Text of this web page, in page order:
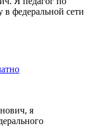
в федеральной сети
я